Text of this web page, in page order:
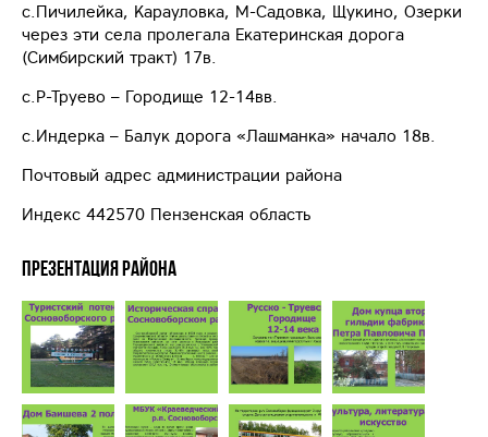
с.Пичилейка, Карауловка, М-Садовка, Щукино, Озерки
через эти села пролегала Екатеринская дорога
(Симбирский тракт) 17в.
с.Р-Труево – Городище 12-14вв.
с.Индерка – Балук дорога «Лашманка» начало 18в.
Почтовый адрес администрации района
Индекс 442570 Пензенская область
Презентация района